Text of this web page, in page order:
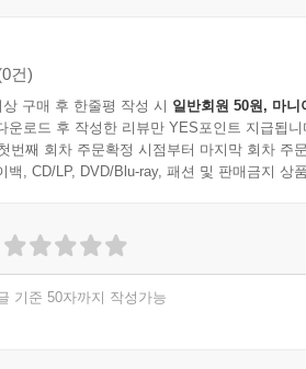
건)
상 구매 후 한줄평 작성 시 일반회원 50원, 마니
운로드 후 작성한 리뷰만 YES포인트 지급됩니
번째 회차 주문확정 시점부터 마지막 회차 주
백, CD/LP, DVD/Blu-ray, 패션 및 판매금지 상
기준 50자까지 작성가능